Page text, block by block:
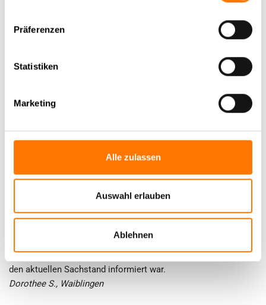
Präferenzen
Statistiken
Marketing
Alle zulassen
Auswahl erlauben
Ablehnen
Sehr kompetent, zuverlässig und zielorientiert. Positiv auch,
dass der Ansprech­partner ständig online erreichbar und über
den aktuellen Sach­stand informiert war.
Dorothee S., Waiblingen